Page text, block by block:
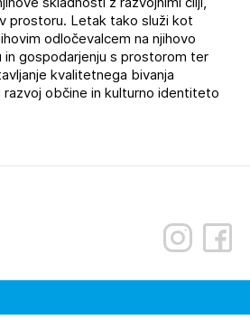
prostoru. Letak tako služi kot
odločevalcem na njihovo
in gospodarjenju s prostorom ter
kvalitetnega bivanja
občine in kulturno identiteto